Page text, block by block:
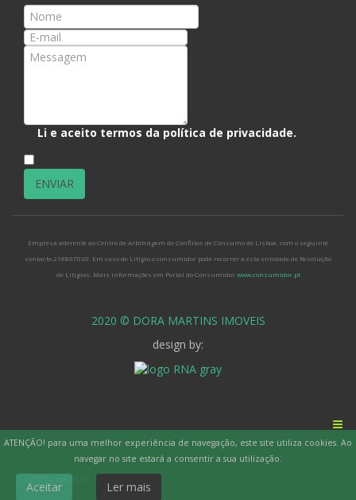
Li e aceito termos da política de privacidade.
Empresa aderente ao Centro de Arbitragem de Conflitos de Consumo de Lisboa. com o seguinte
contacto 218807030. Em caso de Litígio o consumidor pode recorrer a esta entidade de Resolução
de Litígios. Mais informações em Portal do Consumidorwww.consumidor.pt
2020 © DORA MARTINS IMOVEIS
design by:
Login Gestor
ATENÇÃO! para uma melhor experiência de navegação, este site utiliza cookies. Ao
navegar no site estará a consentir a sua utilização.
Aceitar Ler mais